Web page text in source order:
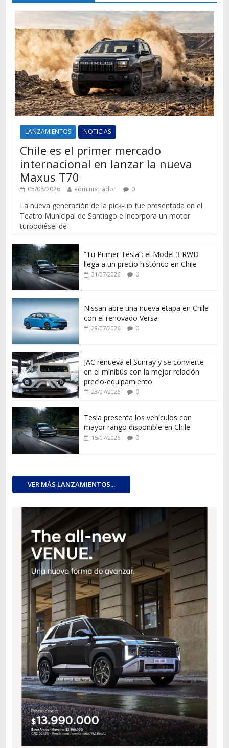
LANZAMIENTOS NOTICIAS
Chile es el primer mercado
internacional en lanzar la nueva
Maxus T70
05/08/2026 administrador 0
La nueva generación de la pick-up fue presentada en el
Teatro Municipal de Santiago e incorpora un motor
turbodiésel de
“Tu Primer Tesla”: el Model 3 RWD
llega a un precio histórico en Chile
31/07/2026 0
Nissan abre una nueva etapa en Chile
con el renovado Versa
28/07/2026 0
JAC renueva el Sunray y se convierte
en el minibús con la mejor relación
precio-equipamiento
23/07/2026 0
Tesla presenta los vehículos con
mayor rango disponible en Chile
15/07/2026 0
VER MÁS LANZAMIENTOS...